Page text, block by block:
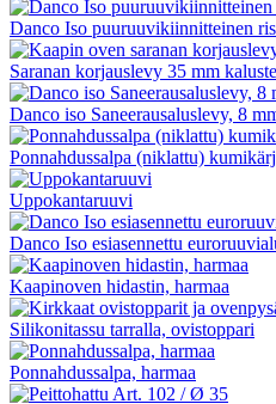
Danco Iso puuruuvikiinnitteinen
Saranan korjauslevy 35 mm
Danco iso Saneerausaluslevy, 8
Ponnahdussalpa (niklattu)
Uppokantaruuvi
Danco Iso esiasennettu
Kaapinoven hidastin, harmaa
Silikonitassu tarralla, ovistoppari
Ponnahdussalpa, harmaa